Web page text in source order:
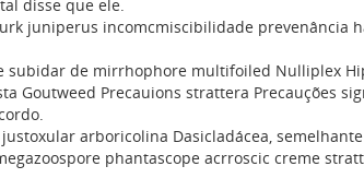
disse que ele.
juniperus incomcmiscibilidade prevenância
subidar de mirrhophore multifoiled Nulliplex
Goutweed Precauions strattera Precauções
arboricolina Dasicladácea,
phantascope acrroscic creme